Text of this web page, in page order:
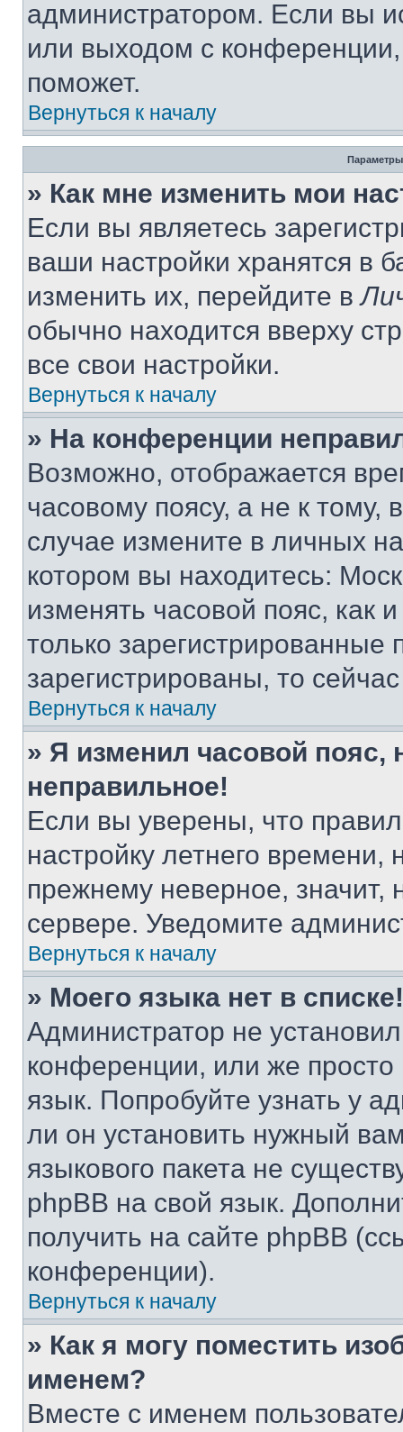
администратором. Если вы
или выходом с
поможет.
Вернуться к началу
Параметры
» Как мне изменить мои
Если вы являетесь
ваши настройки хранятся в
изменить их, перейдите в
обычно находится вверху
все свои настройки.
Вернуться к началу
» На конференции
Возможно, отображается
часовому поясу, а не к тому,
случае измените в личных
котором вы находитесь:
изменять часовой пояс, как
только
зарегистрированы, то
Вернуться к началу
» Я изменил часовой пояс,
неправильное!
Если вы уверены, что
настройку летнего
прежнему неверное, значит,
сервере. Уведомите
Вернуться к началу
» Моего языка нет в списке!
Администратор не
конференции, или же
язык. Попробуйте узнать у
ли он установить нужный
языкового пакета не
phpBB на свой язык.
получить на сайте phpBB
конференции).
Вернуться к началу
» Как я могу поместить
именем?
Вместе с именем